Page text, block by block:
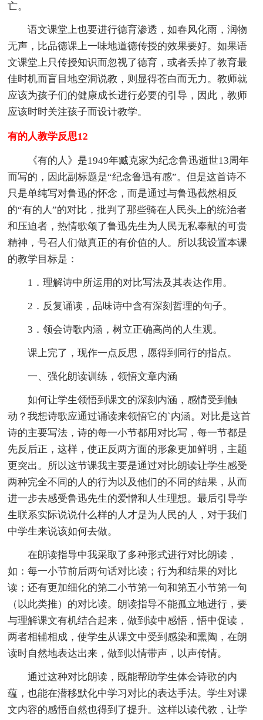
亡。
语文课堂上也要进行德育渗透，如春风化雨，润物
无声，比品德课上一味地道德传授的效果要好。如果语
文课堂上只传授知识而忽视了德育，或者丢掉了教育最
佳时机而盲目地空洞说教，则显得苍白而无力。教师就
应该为孩子们的健康成长进行必要的引导，因此，教师
应该时时关注孩子而设计教学。
有的人教学反思12
《有的人》是1949年臧克家为纪念鲁迅逝世13周年
而写的，因此副标题是“纪念鲁迅有感”。但是这首诗不
只是单纯写对鲁迅的怀念，而是通过与鲁迅截然相反
的“有的人”的对比，批判了那些骑在人民头上的统治者
和压迫者，热情歌颂了鲁迅先生为人民无私奉献的可贵
精神，号召人们做真正的有价值的人。所以我设置本课
的教学目标是：
1．理解诗中所运用的对比写法及其表达作用。
2．反复诵读，品味诗中含有深刻哲理的句子。
3．领会诗歌内涵，树立正确高尚的人生观。
课上完了，现作一点反思，愿得到同行的指点。
一、强化朗读训练，领悟文章内涵
如何让学生领悟到课文的深刻内涵，感情受到触
动？我想诗歌应通过诵读来领悟它的`内涵。对比是这首
诗的主要写法，诗的每一小节都用对比写，每一节都是
先反后正，这样，使正反两方面的形象更加鲜明，主题
更突出。所以这节课我主要是通过对比朗读让学生感受
两种完全不同的人的行为以及他们的不同的结果，从而
进一步去感受鲁迅先生的爱憎和人生理想。最后引导学
生联系实际说说什么样的人才是为人民的人，对于我们
中学生来说该如何去做。
在朗读指导中我采取了多种形式进行对比朗读，
如：每一小节前后两句话对比读；行为和结果的对比
读；还有更加细化的第二小节第一句和第五小节第一句
（以此类推）的对比读。朗读指导不能孤立地进行，要
与理解课文有机结合起来，做到读中感悟，悟中促读，
两者相辅相成，使学生从课文中受到感染和熏陶，在朗
读时自然地表达出来，做到以情带声，以声传情。
通过这种对比朗读，既能帮助学生体会诗歌的内
蕴，也能在潜移默化中学习对比的表达手法。学生对课
文内容的感悟自然也得到了提升。这样以读代教，让学